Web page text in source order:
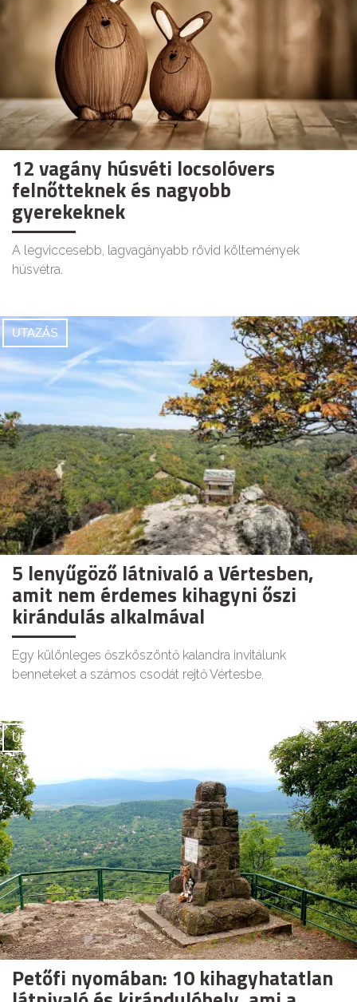
12 vagány húsvéti locsolóvers
felnőtteknek és nagyobb
gyerekeknek
A legviccesebb, lagvagányabb rövid költemények
húsvétra.
UTAZÁS
5 lenyűgöző látnivaló a Vértesben,
amit nem érdemes kihagyni őszi
kirándulás alkalmával
Egy különleges őszköszöntő kalandra invitálunk
benneteket a számos csodát rejtő Vértesbe.
UTAZÁS
Petőfi nyomában: 10 kihagyhatatlan